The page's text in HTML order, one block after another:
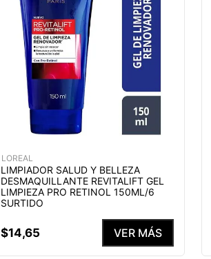
LOREAL
LIMPIADOR SALUD Y BELLEZA
DESMAQUILLANTE REVITALIFT GEL
LIMPIEZA PRO RETINOL 150ML/6
SURTIDO
$14,65 VER MÁS